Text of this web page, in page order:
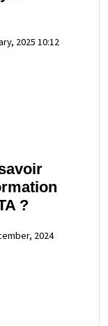
2025 10:12
?
2024